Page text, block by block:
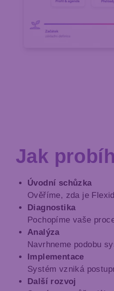
Jak
Úvodní schůzka
Ověříme, zda je
Diagnostika
Pochopíme vaše
Analýza
Navrhneme podobu
Implementace
Systém vzniká
Další rozvoj